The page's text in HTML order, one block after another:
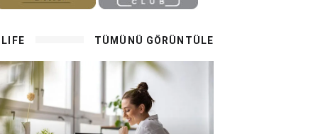
TÜMÜNÜ GÖRÜNTÜLE